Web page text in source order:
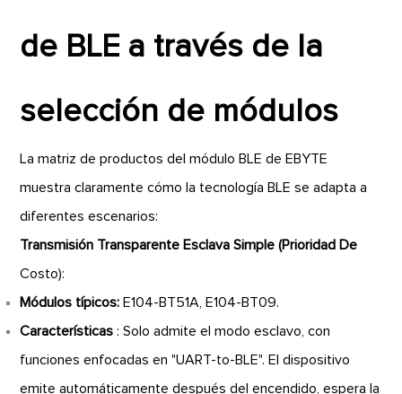
de BLE a través de la
selección de módulos
La matriz de productos del módulo BLE de EBYTE
muestra claramente cómo la tecnología BLE se adapta a
diferentes escenarios:
Transmisión Transparente Esclava Simple (Prioridad De
Costo):
Módulos típicos: E104-BT51A, E104-BT09.
Características : Solo admite el modo esclavo, con
funciones enfocadas en "UART-to-BLE". El dispositivo
emite automáticamente después del encendido, espera la